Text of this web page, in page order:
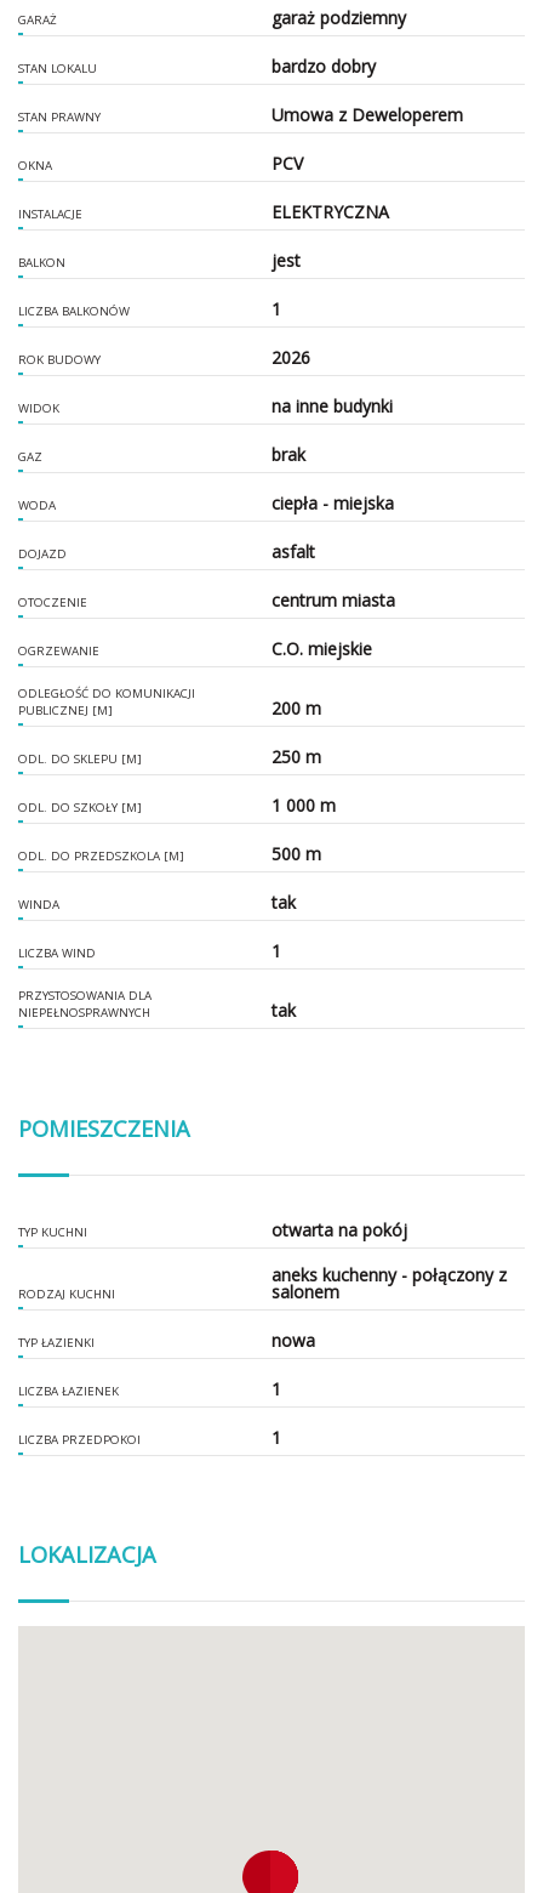
GARAŻ garaż podziemny
STAN LOKALU bardzo dobry
STAN PRAWNY Umowa z Deweloperem
OKNA PCV
INSTALACJE ELEKTRYCZNA
BALKON jest
LICZBA BALKONÓW 1
ROK BUDOWY 2026
WIDOK na inne budynki
GAZ brak
WODA ciepła - miejska
DOJAZD asfalt
OTOCZENIE centrum miasta
OGRZEWANIE C.O. miejskie
ODLEGŁOŚĆ DO KOMUNIKACJI
PUBLICZNEJ [M]
200 m
ODL. DO SKLEPU [M] 250 m
ODL. DO SZKOŁY [M] 1 000 m
ODL. DO PRZEDSZKOLA [M] 500 m
WINDA tak
LICZBA WIND 1
PRZYSTOSOWANIA DLA
NIEPEŁNOSPRAWNYCH
tak
POMIESZCZENIA
TYP KUCHNI otwarta na pokój
RODZAJ KUCHNI
aneks kuchenny - połączony z
salonem
TYP ŁAZIENKI nowa
LICZBA ŁAZIENEK 1
LICZBA PRZEDPOKOI 1
LOKALIZACJA